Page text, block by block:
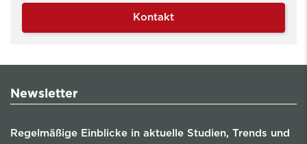
Kontakt
Newsletter
Regelmäßige Einblicke in aktuelle Studien, Trends und